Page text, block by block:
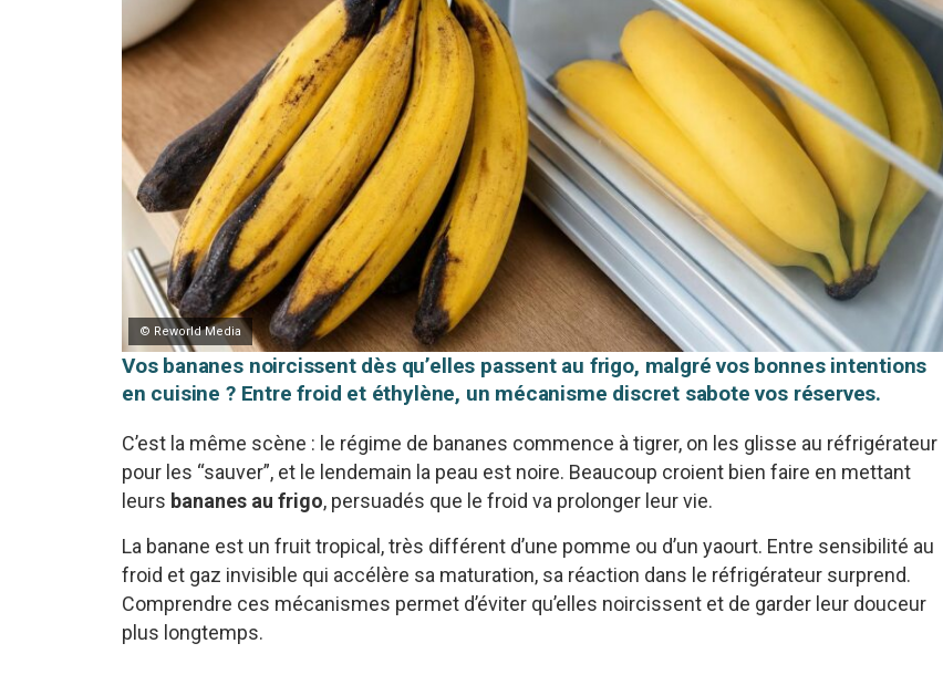
© Reworld Media
Vos bananes noircissent dès qu’elles passent au frigo, malgré vos bonnes intentions
en cuisine ? Entre froid et éthylène, un mécanisme discret sabote vos réserves.
C’est la même scène : le régime de bananes commence à tigrer, on les glisse au réfrigérateur
pour les “sauver”, et le lendemain la peau est noire. Beaucoup croient bien faire en mettant
leurs bananes au frigo, persuadés que le froid va prolonger leur vie.
La banane est un fruit tropical, très différent d’une pomme ou d’un yaourt. Entre sensibilité au
froid et gaz invisible qui accélère sa maturation, sa réaction dans le réfrigérateur surprend.
Comprendre ces mécanismes permet d’éviter qu’elles noircissent et de garder leur douceur
plus longtemps.